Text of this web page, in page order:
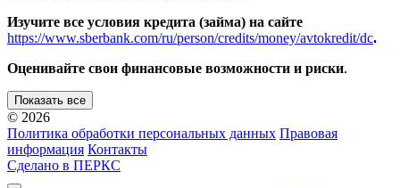
Изучите все условия кредита (займа) на сайте
https://www.sberbank.com/ru/person/credits/money/avtokredit/dc.
Оценивайте свои финансовые возможности и риски.
Показать все
© 2026
Политика обработки персональных данных Правовая
информация Контакты
Сделано в ПЕРКС